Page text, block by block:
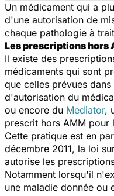
Un médicament qui a
d'une autorisation de
chaque pathologie à
Les prescriptions hors
Il existe des
médicaments qui sont
que celles prévues
d'autorisation du
ou encore du Mediator,
prescrit hors AMM
Cette pratique est en
décembre 2011, la loi
autorise les
Notamment lorsqu'il
une maladie donnée ou